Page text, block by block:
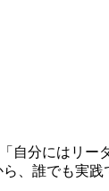
自分にはリー
、誰でも実践